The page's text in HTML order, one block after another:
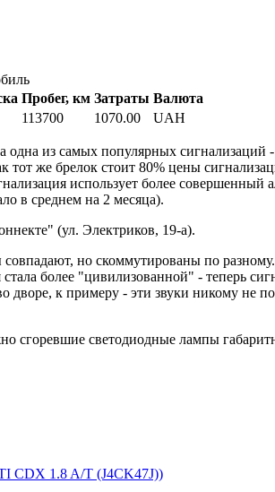
Пробег, км Затраты Валюта
113700 1070.00 UAH
одна из самых популярных
тот же брелок стоит 80% цены
использует более совершенный
в среднем на 2 месяца).
(ул. Электриков, 19-а).
но скоммутированы по
более "цивилизованной" - теперь
дворе, к примеру - эти звуки никому не
сгоревшие светодиодные лампы
CDX 1.8 A/T (J4CK47J))